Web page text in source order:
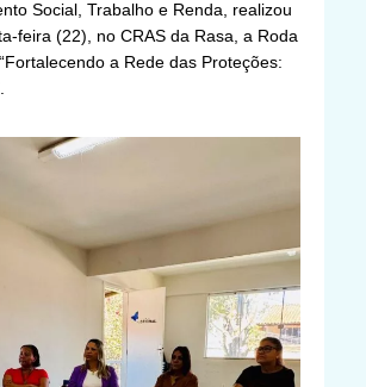
Social, Trabalho e Renda, realizou
feira (22), no CRAS da Rasa, a Roda
a Rede das Proteções: